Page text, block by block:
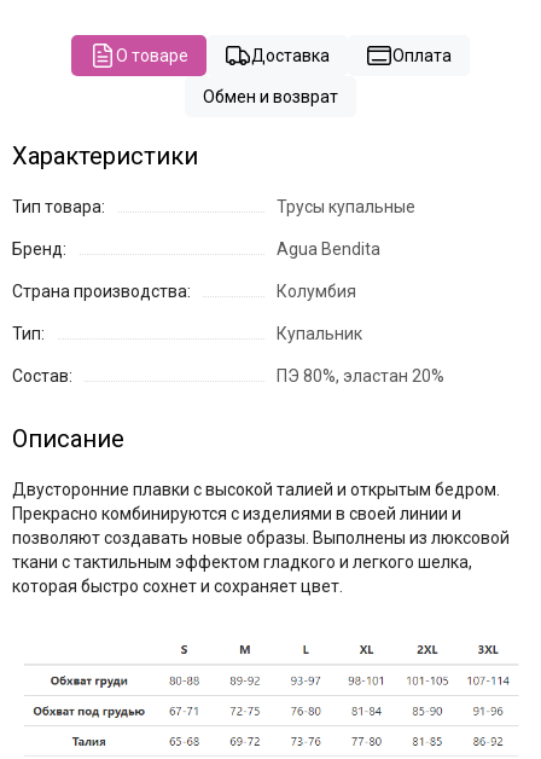
О товаре Доставка Оплата
Обмен и возврат
Характеристики
Тип товара: Трусы купальные
Бренд: Agua Bendita
Страна производства: Колумбия
Тип: Купальник
Состав: ПЭ 80%, эластан 20%
Описание
Двусторонние плавки с высокой талией и открытым бедром.
Прекрасно комбинируются с изделиями в своей линии и
позволяют создавать новые образы. Выполнены из люксовой
ткани с тактильным эффектом гладкого и легкого шелка,
которая быстро сохнет и сохраняет цвет.